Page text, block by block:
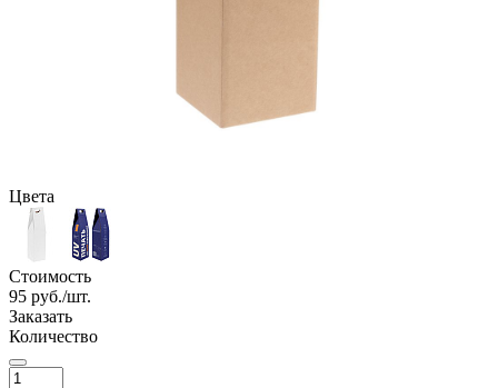
Цвета
Стоимость
95 руб./шт.
Заказать
Количество